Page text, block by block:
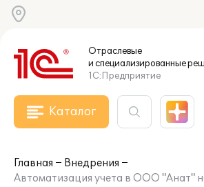
Отраслевые
и специализированные
1С:Предприятие
Каталог
Главная
Внедрения
Автоматизация учета в ООО "Анат"